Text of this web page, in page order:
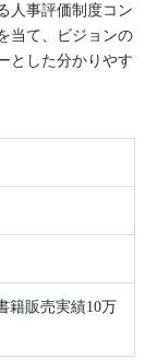
人事評価制度コン
当て、ビジョンの
とした分かりやす
籍販売実績10万